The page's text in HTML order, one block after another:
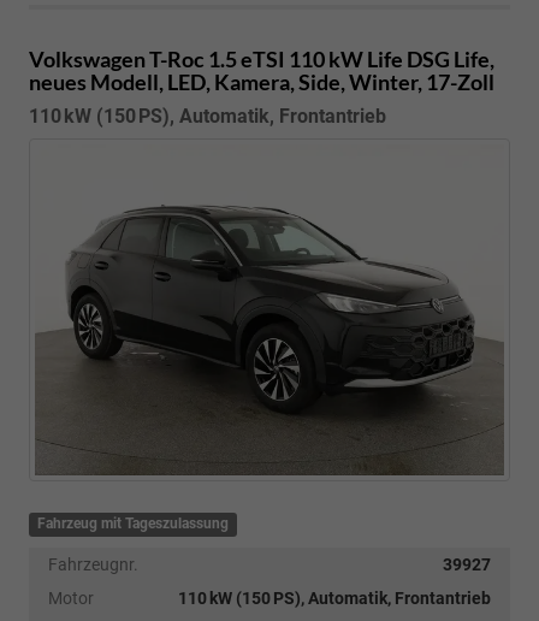
Volkswagen T-Roc 1.5 eTSI 110 kW Life DSG Life,
neues Modell, LED, Kamera, Side, Winter, 17-Zoll
110 kW (150 PS), Automatik, Frontantrieb
Fahrzeug mit Tageszulassung
Fahrzeugnr.
39927
Motor
110 kW (150 PS), Automatik, Frontantrieb